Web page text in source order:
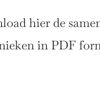
hier de
in PDF